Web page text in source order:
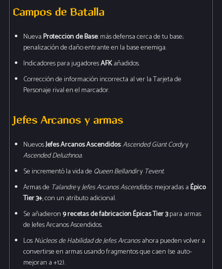
Campos de Batalla
NuevaProtección de Base: más defensa cerca de tu base;
penalización de daño entrante en la base enemiga.
Indicadores para jugadoresAFKañadidos.
Corrección de información incorrecta al ver la Tarjeta de
Personaje rival en el marcador.
Jefes Arcanos y armas
NuevosJefes Arcanos Ascendidos:Ascended Giant Cordyy
Ascended Deluzhnoa.
Se incrementó la vida de Queen Bellandiry Tevent.
Armas de TalandreyJefes Arcanos Ascendidos: mejoradas aÉpico
Tier 3+, con un atributo adicional.
Se añadieron9 recetas de fabricación Épicas Tier 3para armas
de Jefes Arcanos Ascendidos.
LosNúcleos de Habilidad de Jefes Arcanosahora pueden volver a
convertirse en armas usando fragmentos que caen (se auto-
mejoran a +12).